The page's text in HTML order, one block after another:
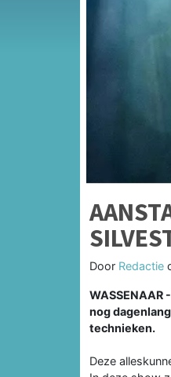
Door Redactie
nog
technieken.
Deze